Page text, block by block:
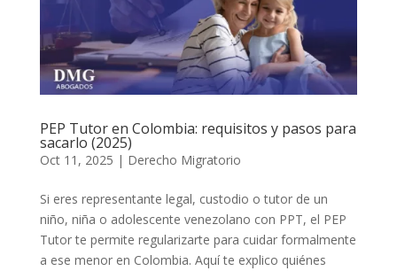
PEP Tutor en Colombia: requisitos y pasos para
sacarlo (2025)
Oct 11, 2025 | Derecho Migratorio
Si eres representante legal, custodio o tutor de un
niño, niña o adolescente venezolano con PPT, el PEP
Tutor te permite regularizarte para cuidar formalmente
a ese menor en Colombia. Aquí te explico quiénes